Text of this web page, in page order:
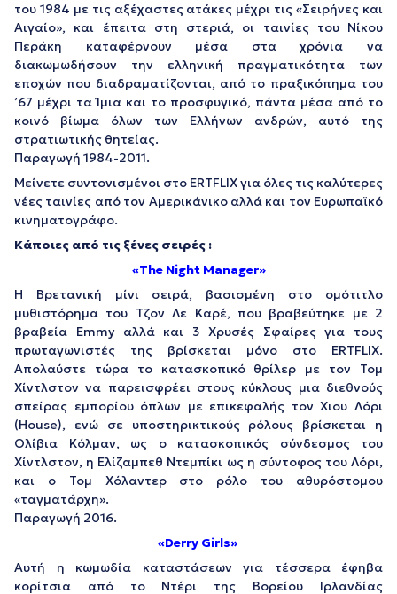
του 1984 με τις αξέχαστες ατάκες μέχρι τις «Σειρήνες και
Αιγαίο», και έπειτα στη στεριά, οι ταινίες του Νίκου
Περάκη καταφέρνουν μέσα στα χρόνια να
διακωμωδήσουν την ελληνική πραγματικότητα των
εποχών που διαδραματίζονται, από το πραξικόπημα του
’67 μέχρι τα Ίμια και το προσφυγικό, πάντα μέσα από το
κοινό βίωμα όλων των Ελλήνων ανδρών, αυτό της
στρατιωτικής θητείας.
Παραγωγή 1984-2011.
Μείνετε συντονισμένοι στο ERTFLIX για όλες τις καλύτερες
νέες ταινίες από τον Αμερικάνικο αλλά και τον Ευρωπαϊκό
κινηματογράφο.
Κάποιες από τις ξένες σειρές :
«The Night Manager»
Η Βρετανική μίνι σειρά, βασισμένη στο ομότιτλο
μυθιστόρημα του Τζον Λε Καρέ, που βραβεύτηκε με 2
βραβεία Emmy αλλά και 3 Χρυσές Σφαίρες για τους
πρωταγωνιστές της βρίσκεται μόνο στο ERTFLIX.
Απολαύστε τώρα το κατασκοπικό θρίλερ με τον Τομ
Χίντλστον να παρεισφρέει στους κύκλους μια διεθνούς
σπείρας εμπορίου όπλων με επικεφαλής τον Χιου Λόρι
(House), ενώ σε υποστηρικτικούς ρόλους βρίσκεται η
Ολίβια Κόλμαν, ως ο κατασκοπικός σύνδεσμος του
Χίντλστον, η Ελίζαμπεθ Ντεμπίκι ως η σύντοφος του Λόρι,
και ο Τομ Χόλαντερ στο ρόλο του αθυρόστομου
«ταγματάρχη».
Παραγωγή 2016.
«Derry Girls»
Αυτή η κωμωδία καταστάσεων για τέσσερα έφηβα
κορίτσια από το Ντέρι της Βορείου Ιρλανδίας